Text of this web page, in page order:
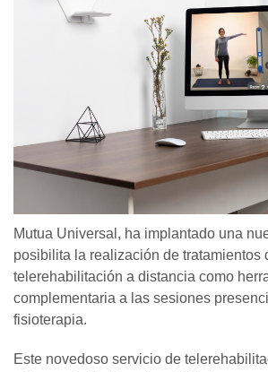
Mutua Universal, ha implantado una
posibilita la realización de tratamientos
telerehabilitación a distancia como
complementaria a las sesiones
fisioterapia.
Este novedoso servicio de